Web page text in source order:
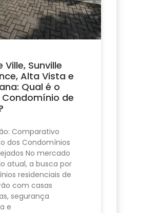
Sunville
Alta Vista e
Qual é o
Condomínio de
Comparativo
dos Condomínios
No mercado
atual, a busca por
residenciais de
com casas
segurança
e